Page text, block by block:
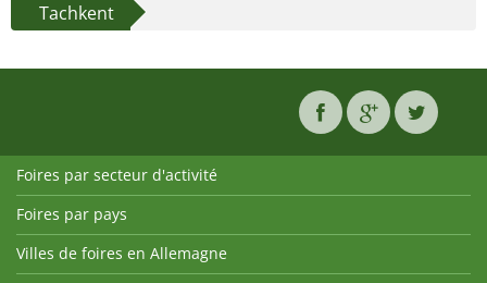
Tachkent
Foires par secteur d'activité
Foires par pays
Villes de foires en Allemagne